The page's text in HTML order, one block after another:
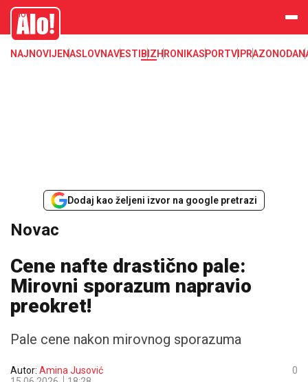
Novac, dinar, evro, dolar, kurs, kursna lista, nbs, narodna banka srbije
Alo
NAJNOVIJENASLOVNAVESTI BIZHRONIKASPORTVIPRAZONODA
Dodaj kao željeni izvor na google pretrazi
Novac
Cene nafte drastično pale:
Mirovni sporazum napravio
preokret!
Pale cene nakon mirovnog sporazuma
Autor: Amina Jusović
0